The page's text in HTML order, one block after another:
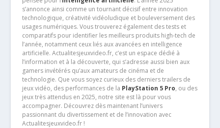
s’annonce ainsi comme un tournant décisif entre innovation
technologique, créativité vidéoludique et bouleversement des
usages numériques. Vous trouverez également des tests et
comparatifs pour identifier les meilleurs produits high-tech de
l’année, notamment ceux liés aux avancées en intelligence
artificielle. Actualitesjeuxvideo.fr, c’est un espace dédié à
l’information et à la découverte, qui s’adresse aussi bien aux
gamers invétérés qu’aux amateurs de cinéma et de
technologie. Que vous soyez curieux des derniers trailers de
jeux vidéo, des performances de la PlayStation 5 Pro, ou des
jeux très attendus en 2025, notre site est là pour vous
accompagner. Découvrez dès maintenant l’univers
passionnant du divertissement et de l’innovation avec
Actualitesjeuxvideo.fr !